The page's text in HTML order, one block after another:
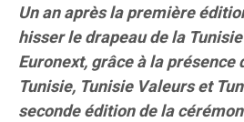
Un an après la première
hisser le drapeau de la
Euronext, grâce à la présence
Tunisie, Tunisie Valeurs et
seconde édition de la